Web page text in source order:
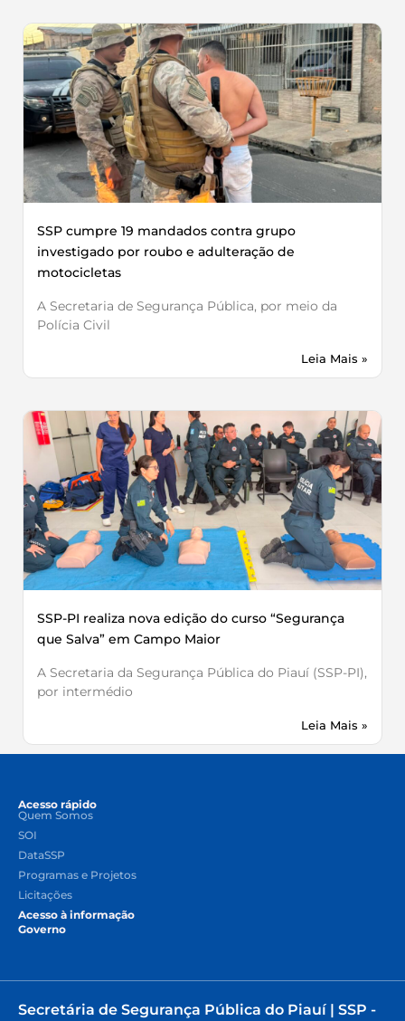
SSP cumpre 19 mandados contra grupo
investigado por roubo e adulteração de
motocicletas
A Secretaria de Segurança Pública, por meio da
Polícia Civil
Leia Mais »
SSP-PI realiza nova edição do curso “Segurança
que Salva” em Campo Maior
A Secretaria da Segurança Pública do Piauí (SSP-PI),
por intermédio
Leia Mais »
Acesso rápido
Quem Somos
SOI
DataSSP
Programas e Projetos
Licitações
Acesso à informação
Governo
Secretária de Segurança Pública do Piauí | SSP -